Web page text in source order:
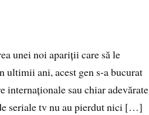
unei noi apariții care să le
ultimii ani, acest gen s-a bucurat
internaționale sau chiar adevărate
seriale tv nu au pierdut nici […]